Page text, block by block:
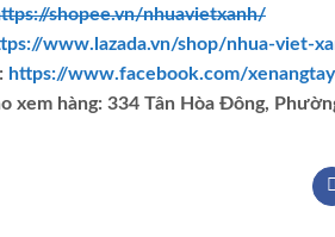
shopee.vn/nhuavietxanh/
www.lazada.vn/shop/nhua-viet-
https://www.facebook.com/
xem hàng: 334 Tân Hòa Đông,